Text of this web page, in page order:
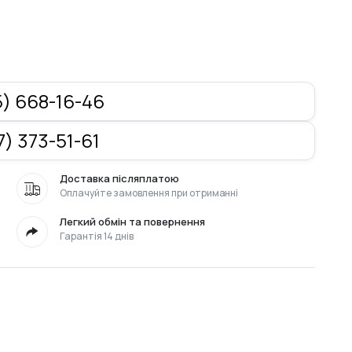
668-16-46
373-51-61
Доставка післяплатою
Оплачуйте замовлення при отриманні
Легкий обмін та повернення
Гарантія 14 днів